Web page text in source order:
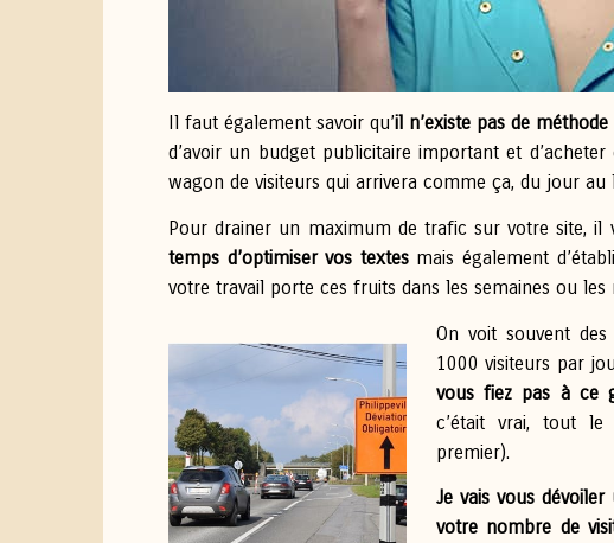
Il faut également savoir qu’il n’existe pas de
d’avoir un budget publicitaire important et
wagon de visiteurs qui arrivera comme ça, du jour au
Pour drainer un maximum de trafic sur votre site, il
temps d’optimiser vos textesmais également
votre travail porte ces fruits dans les semaines ou les
On voit souvent
1000 visiteurs par
vous fiez pas à ce
c’était vrai, tout
premier).
Je vais vous
votre nombre de